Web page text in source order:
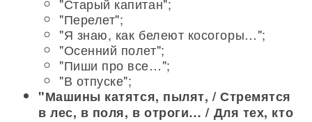
"Перелет";
"Я знаю, как белеют косогоры…";
"Осенний полет";
"Пиши про все…";
"В отпуске";
"Машины катятся, пылят, / Стремятся
в лес, в поля, в отроги… / Для тех, кто